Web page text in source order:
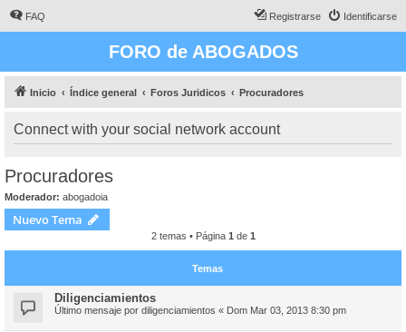
FAQ Identificarse
Registrarse
FORO de ABOGADOS
Inicio Índice general Foros Juridicos Procuradores
Connect with your social network account
Procuradores
Moderador: abogadoia
Nuevo Tema
2 temas • Página 1 de 1
Temas
Diligenciamientos
Último mensaje por diligenciamientos « Dom Mar 03, 2013 8:30 pm